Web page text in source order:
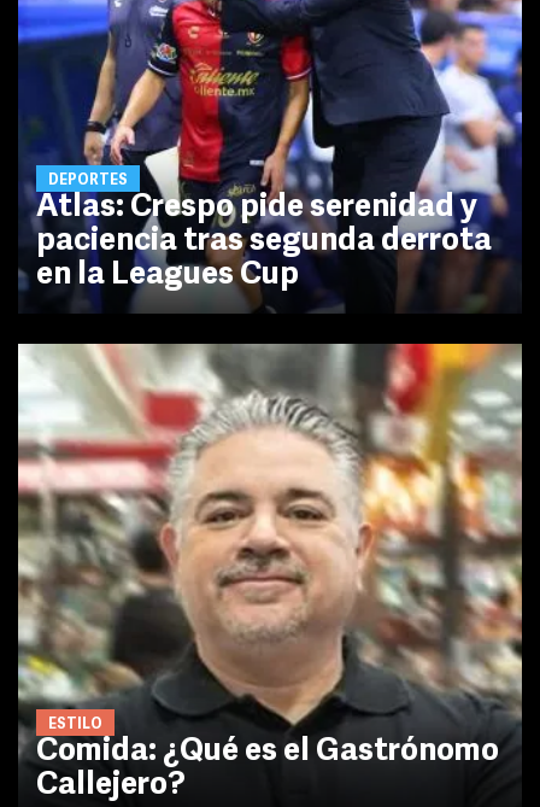
DEPORTES
Atlas: Crespo pide serenidad y
paciencia tras segunda derrota
en la Leagues Cup
ESTILO
Comida: ¿Qué es el Gastrónomo
Callejero?